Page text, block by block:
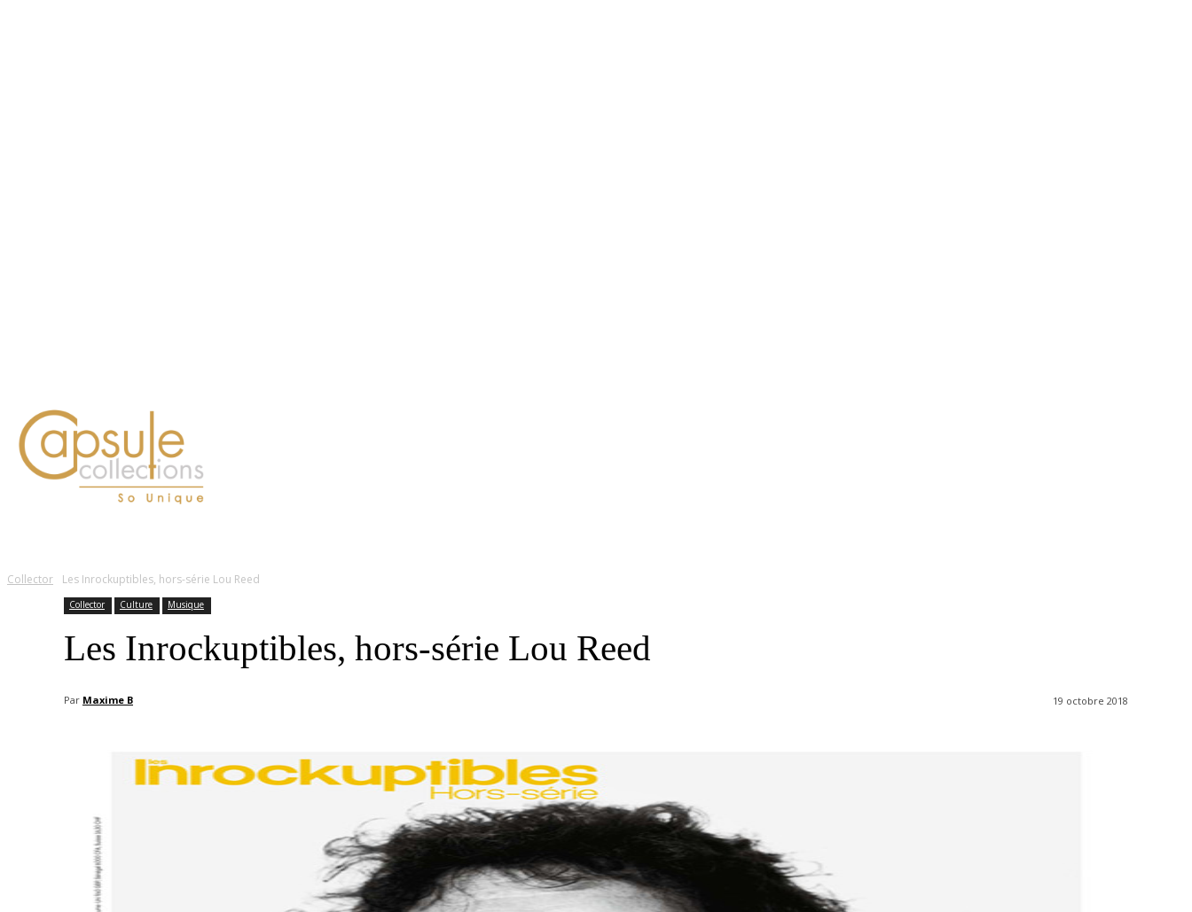
Collector Les Inrockuptibles, hors-série Lou Reed
Collector Culture Musique
Les Inrockuptibles, hors-série Lou Reed
Par Maxime B 19 octobre 2018